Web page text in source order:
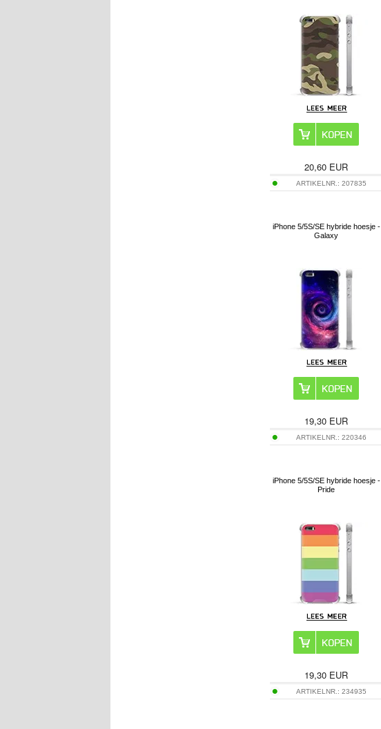
20,60 EUR
ARTIKELNR.:207835
iPhone 5/5S/SE hybride hoesje -
Galaxy
19,30 EUR
ARTIKELNR.:220346
iPhone 5/5S/SE hybride hoesje -
Pride
19,30 EUR
ARTIKELNR.:234935